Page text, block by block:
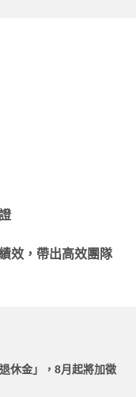
效，帶出高效團隊
休金」，8月起將加徵